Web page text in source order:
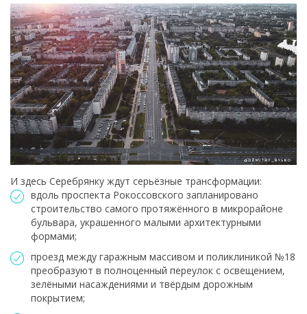
И здесь Серебрянку ждут серьёзные трансформации:
вдоль проспекта Рокоссовского запланировано
строительство самого протяжённого в микрорайоне
бульвара, украшенного малыми архитектурными
формами;
проезд между гаражным массивом и поликлиникой №18
преобразуют в полноценный переулок с освещением,
зелёными насаждениями и твёрдым дорожным
покрытием;